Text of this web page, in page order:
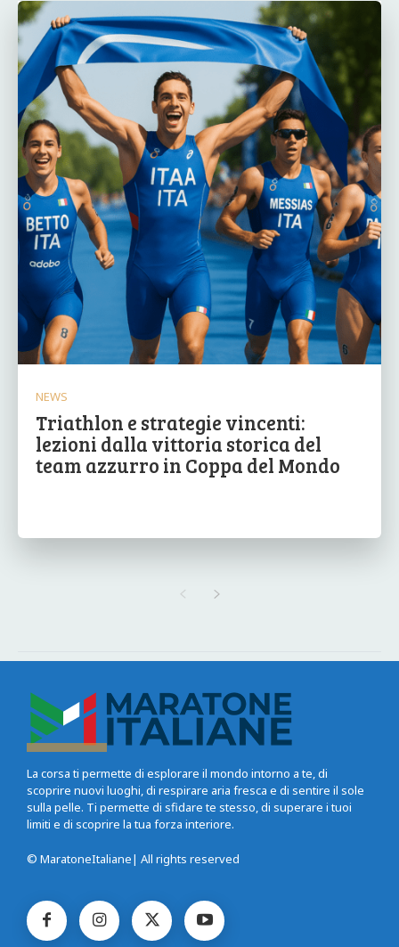
NEWS
Triathlon e strategie vincenti:
lezioni dalla vittoria storica del
team azzurro in Coppa del Mondo
La corsa ti permette di esplorare il mondo intorno a te, di
scoprire nuovi luoghi, di respirare aria fresca e di sentire il sole
sulla pelle. Ti permette di sfidare te stesso, di superare i tuoi
limiti e di scoprire la tua forza interiore.
© MaratoneItaliane| All rights reserved